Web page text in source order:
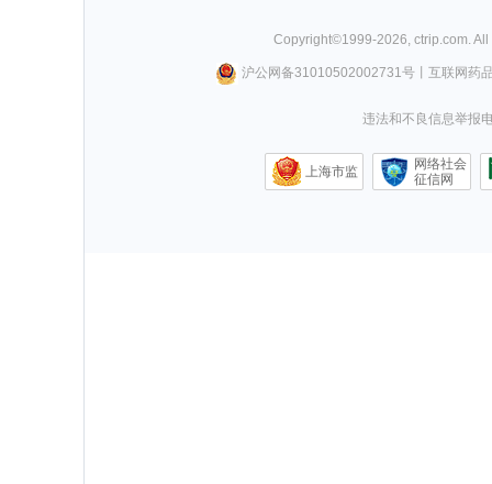
Copyright©1999-2026 ctrip.com .
沪公网备31010502002731号丨 互联网药
违法和不良信息举报
上海市监
网络社会
征信网